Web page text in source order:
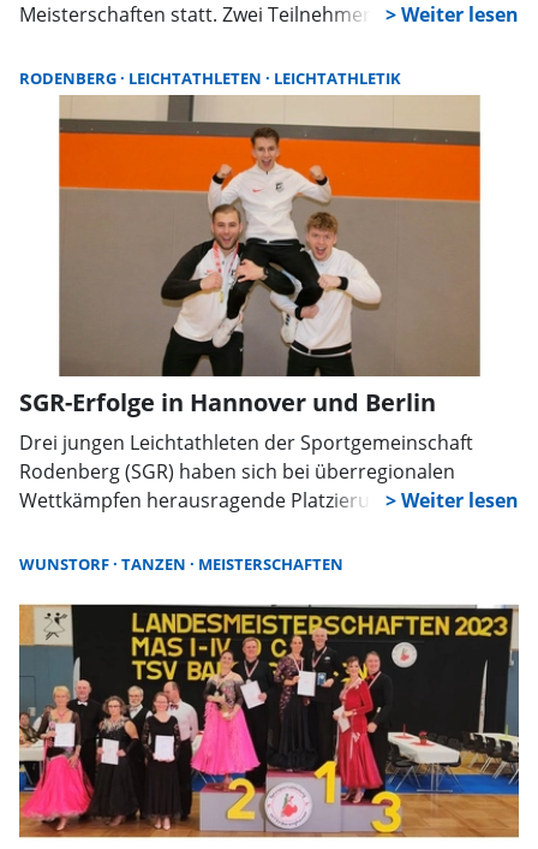
Meisterschaften statt. Zwei Teilnehmer des TSV Bad
über die Landesmeisterschaften für alle drei
Disziplinen qualifiziert.
RODENBERG LEICHTATHLETEN LEICHTATHLETIK
SGR-Erfolge in Hannover und Berlin
Drei jungen Leichtathleten der Sportgemeinschaft
Rodenberg (SGR) haben sich bei überregionalen
Wettkämpfen herausragende Platzierungen gesichert.
Norddeutsche Meisterschaft nach Schaumburg.
WUNSTORF TANZEN MEISTERSCHAFTEN